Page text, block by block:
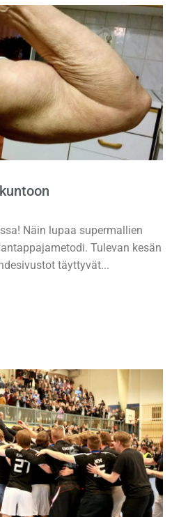
Näin lupaa supermallien
Tulevan kesän
täyttyvät...